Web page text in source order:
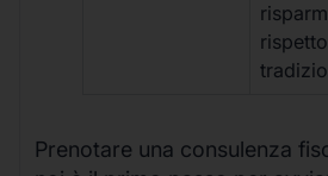
Prenotare una consulenza